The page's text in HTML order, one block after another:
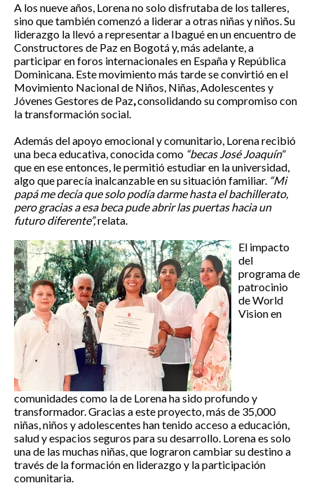
A los nueve años, Lorena no solo disfrutaba de los talleres,
sino que también comenzó a liderar a otras niñas y niños. Su
liderazgo la llevó a representar a Ibagué en un encuentro de
Constructores de Paz en Bogotá y, más adelante, a
participar en foros internacionales en España y República
Dominicana. Este movimiento más tarde se convirtió en el
Movimiento Nacional de Niños, Niñas, Adolescentes y
Jóvenes Gestores de Paz,consolidando su compromiso con
la transformación social.
Además del apoyo emocional y comunitario, Lorena recibió
una beca educativa, conocida como “becas José Joaquín”
que en ese entonces, le permitió estudiar en la universidad,
algo que parecía inalcanzable en su situación familiar. “Mi
papá me decía que solo podía darme hasta el bachillerato,
pero gracias a esa beca pude abrir las puertas hacia un
futuro diferente”,relata.
El impacto
del
programa de
patrocinio
de World
Vision en
comunidades como la de Lorena ha sido profundo y
transformador. Gracias a este proyecto, más de 35,000
niñas, niños y adolescentes han tenido acceso a educación,
salud y espacios seguros para su desarrollo. Lorena es solo
una de las muchas niñas, que lograron cambiar su destino a
través de la formación en liderazgo y la participación
comunitaria.